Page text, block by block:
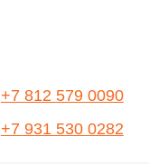
+7 812 579 0090
+7 931 530 0282